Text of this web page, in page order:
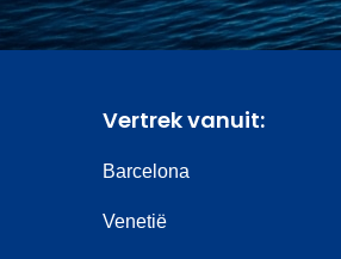
Vertrek vanuit:
Barcelona
Venetië